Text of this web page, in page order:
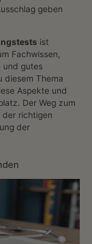
geben
ist
Fachwissen,
und gutes
diesem Thema
Aspekte und
Der Weg zum
richtigen
der